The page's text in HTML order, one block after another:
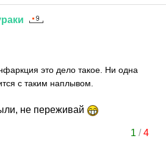
это дело такое. Ни одна
с таким наплывом.
не переживай
1 /4